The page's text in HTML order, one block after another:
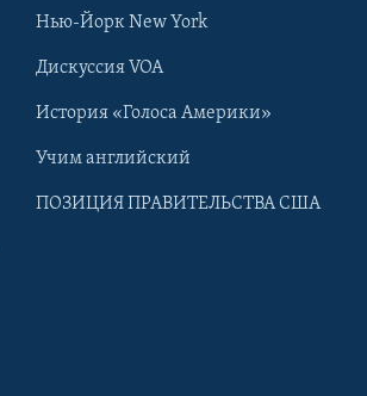
Нью-Йорк New York
Дискуссия VOA
История «Голоса Америки»
Учим английский
ПОЗИЦИЯ ПРАВИТЕЛЬСТВА США